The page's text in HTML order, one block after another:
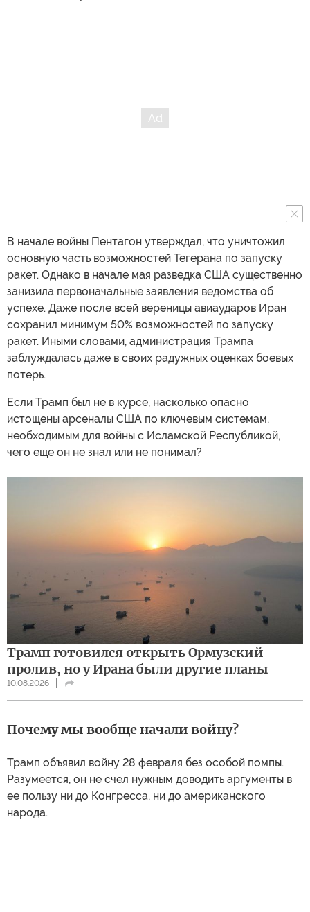
В начале войны Пентагон утверждал, что уничтожил
основную часть возможностей Тегерана по запуску
ракет. Однако в начале мая разведка США существенно
занизила первоначальные заявления ведомства об
успехе. Даже после всей вереницы авиаударов Иран
сохранил минимум 50% возможностей по запуску
ракет. Иными словами, администрация Трампа
заблуждалась даже в своих радужных оценках боевых
потерь.
Если Трамп был не в курсе, насколько опасно
истощены арсеналы США по ключевым системам,
необходимым для войны с Исламской Республикой,
чего еще он не знал или не понимал?
Трамп готовился открыть Ормузский
пролив, но у Ирана были другие планы
10.08.2026
Почему мы вообще начали войну?
Трамп объявил войну 28 февраля без особой помпы.
Разумеется, он не счел нужным доводить аргументы в
ее пользу ни до Конгресса, ни до американского
народа.